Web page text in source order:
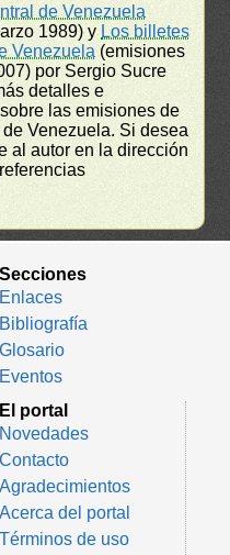
de Venezuela
1989) y Los billetes
Venezuela (emisiones
por Sergio Sucre
detalles e
las emisiones de
Venezuela. Si desea
al autor en la dirección
Secciones
Enlaces
Bibliografía
Glosario
Eventos
El portal
Novedades
Contacto
Agradecimientos
Acerca del portal
Términos de uso